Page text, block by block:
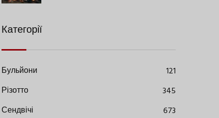
Категорії
Бульйони
121
Різотто
345
Сендвічі
673